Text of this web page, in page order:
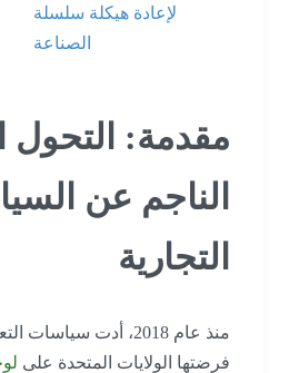
لإعادة هيكلة سلسلة
الصناعة
مقدمة: التحول
الناجم عن
التجارية
منذ عام 2018، أدت سياسات
فرضتها الولايات المتحدة علىلوحة